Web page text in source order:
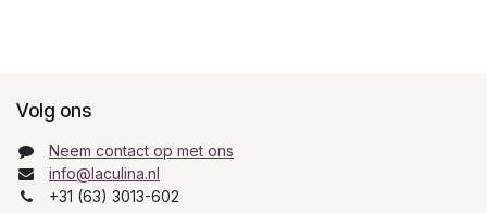
Volg ons
Neem contact op met ons
info@laculina.nl
+31 (63) 3013-602